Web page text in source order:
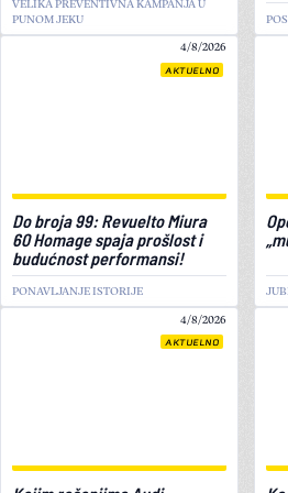
PUNOM JEKU
AKTUELNO
4/8/2026
Do broja 99: Revuelto Miura
60 Homage spaja prošlost i
budućnost performansi!
PONAVLJANJE ISTORIJE
AKTUELNO
4/8/2026